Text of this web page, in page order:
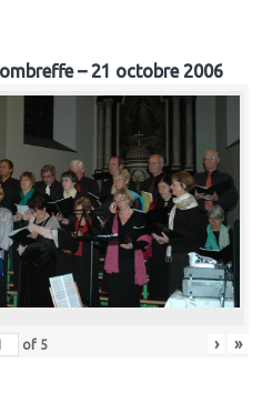
– 21 octobre 2006
of 5 › »